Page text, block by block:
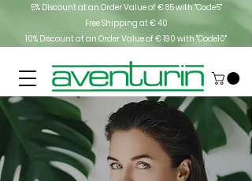
5% Discount at an Order Value of € 85 with "Code5"
Free Shipping at € 40
10% Discount at an Order Value of € 190 with "Code10"